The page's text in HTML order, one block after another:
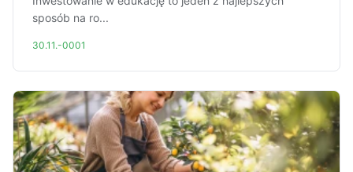
sposób na ro...
30.11.-0001